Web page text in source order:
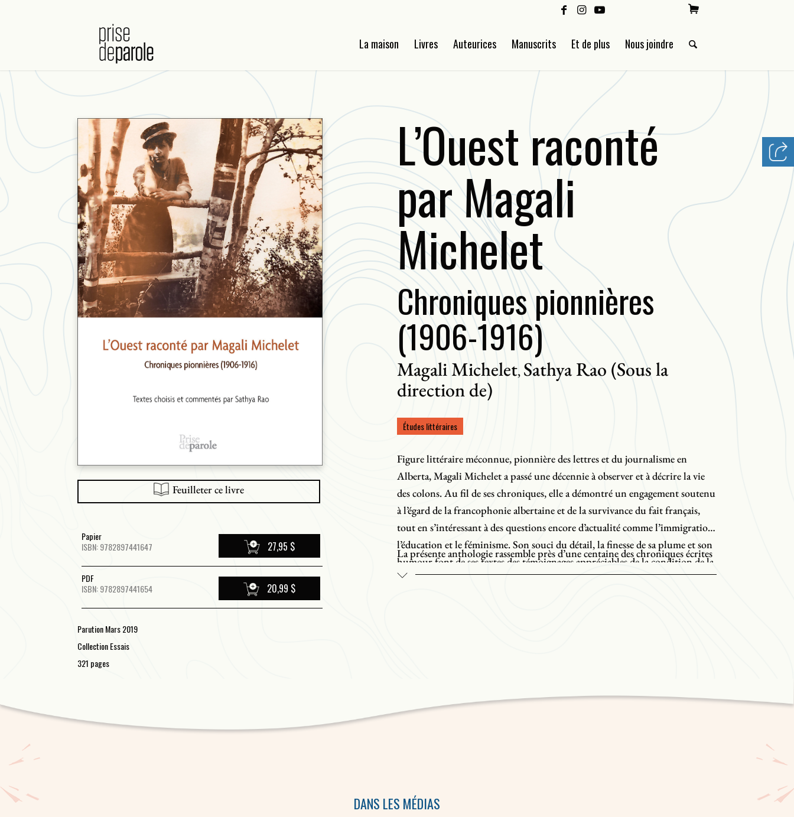
La maison Livres Auteurices Manuscrits Et de plus Nous joindre
Feuilleter ce livre
Papier
ISBN: 9782897441647
27,95 $
PDF
ISBN: 9782897441654
20,99 $
Parution Mars 2019
Collection Essais
321 pages
L’Ouest raconté
par Magali
Michelet
Chroniques pionnières
(1906-1916)
Magali Michelet, Sathya Rao (Sous la
direction de)
Études littéraires
Figure littéraire méconnue, pionnière des lettres et du journalisme en
Alberta, Magali Michelet a passé une décennie à observer et à décrire la vie
des colons. Au fil de ses chroniques, elle a démontré un engagement soutenu
à l’égard de la francophonie albertaine et de la survivance du fait français,
tout en s’intéressant à des questions encore d’actualité comme l’immigration,
l’éducation et le féminisme. Son souci du détail, la finesse de sa plume et son
humour font de ses textes des témoignages appréciables de la condition de la
femme francophone albertaine au début du XX
e
La présente anthologie rassemble près d’une centaine des chroniques écrites
entre 1906 et 1916. Les textes prennent une multitude de formes qui
DANS LES MÉDIAS